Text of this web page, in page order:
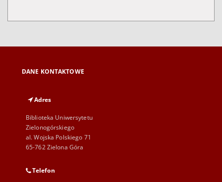
DANE KONTAKTOWE
Adres
Biblioteka Uniwersytetu
Zielonogórskiego
al. Wojska Polskiego 71
65-762 Zielona Góra
Telefon